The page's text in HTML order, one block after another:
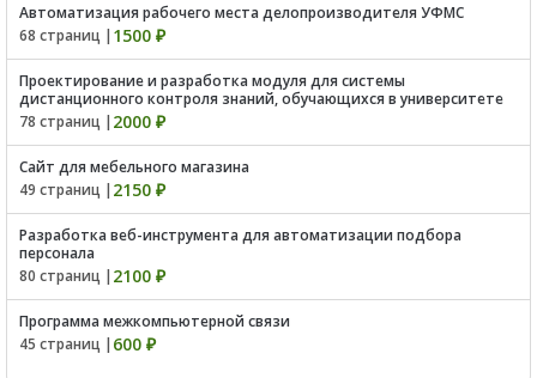
Автоматизация рабочего места делопроизводителя УФМС
68 страниц | 1500 ₽
Проектирование и разработка модуля для системы
дистанционного контроля знаний, обучающихся в университете
78 страниц | 2000 ₽
Сайт для мебельного магазина
49 страниц | 2150 ₽
Разработка веб-инструмента для автоматизации подбора
персонала
80 страниц | 2100 ₽
Программа межкомпьютерной связи
45 страниц | 600 ₽